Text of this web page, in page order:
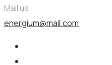
Mail us
energium@mail.com